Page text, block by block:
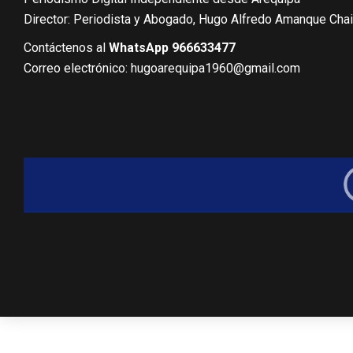
Director: Periodista y Abogado, Hugo Alfredo Amanque
Contáctenos al WhatsApp 966633477
Correo electrónico: hugoarequipa1960@gmail.com